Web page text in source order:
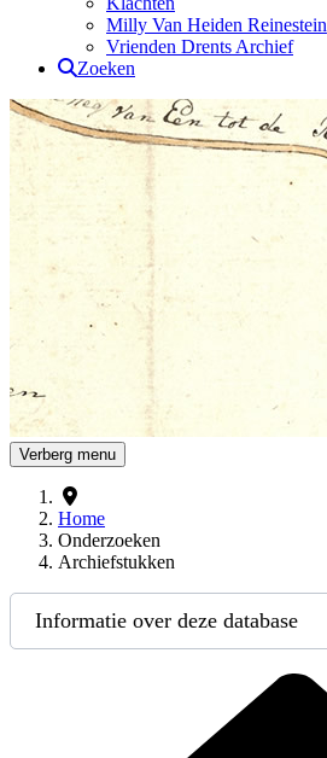
Milly Van Heiden Reinestein
Vrienden Drents Archief
Zoeken
Drents Archief
Verberg menu
Home
Onderzoeken
Archiefstukken
Informatie over deze database